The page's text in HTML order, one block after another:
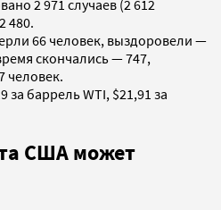
2 971 случаев (2 612
480.
66 человек, выздоровели —
скончались — 747,
человек.
за баррель WTI, $21,91 за
США может